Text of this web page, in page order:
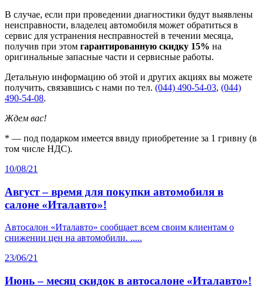
В случае, если при проведении диагностики будут выявлены
неисправности, владелец автомобиля может обратиться в
сервис для устранения несправностей в течении месяца,
получив при этом гарантированную скидку 15% на
оригинальные запасные части и сервисные работы.
Детальную информацию об этой и других акциях вы можете
получить, связавшись с нами по тел. (044) 490-54-03, (044)
490-54-08.
Ждем вас!
* — под подарком имеется ввиду приобретение за 1 гривну (в
том числе НДС).
10/08/21
Август – время для покупки автомобиля в
салоне «Италавто»!
Автосалон «Италавто» сообщает всем своим клиентам о
снижении цен на автомобили. .....
23/06/21
Июнь – месяц скидок в автосалоне «Италавто»!